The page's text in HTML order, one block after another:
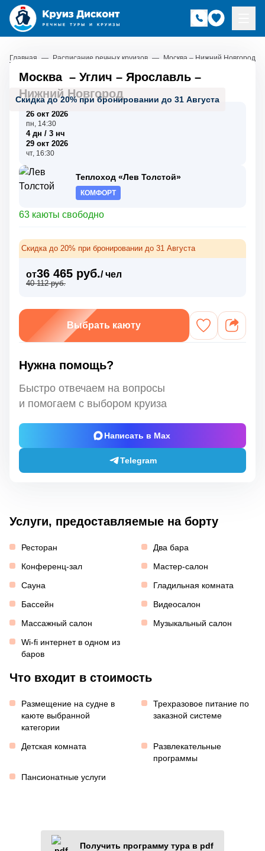
Главная — Расписание речных круизов — Москва – Нижний Новгород
Скидка до 20% при бронировании до 31 Августа
Москва – Углич – Ярославль –
Нижний Новгород
26 окт 2026
пн, 14:30
4 дн / 3 нч
29 окт 2026
чт, 16:30
Теплоход «Лев Толстой»
КОМФОРТ
63 каюты свободно
Скидка до 20% при бронировании до 31 Августа
от36 465 руб./ чел
40 112 руб.
Выбрать каюту
Нужна помощь?
Быстро отвечаем на вопросы
и помогаем с выбором круиза
Написать в Max
Telegram
Услуги, предоставляемые на борту
Ресторан
Два бара
Конференц-зал
Мастер-салон
Сауна
Гладильная комната
Бассейн
Видеосалон
Массажный салон
Музыкальный салон
Wi-fi интернет в одном из
баров
Что входит в стоимость
Размещение на судне в
каюте выбранной
категории
Трехразовое питание по
заказной системе
Детская комната
Развлекательные
программы
Пансионатные услуги
Получить программу тура в pdf